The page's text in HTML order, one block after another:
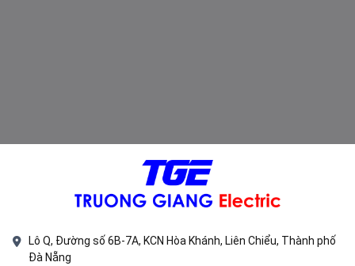
Lô Q, Đường số 6B-7A, KCN Hòa Khánh, Liên Chiểu, Thành phố
Đà Nẵng